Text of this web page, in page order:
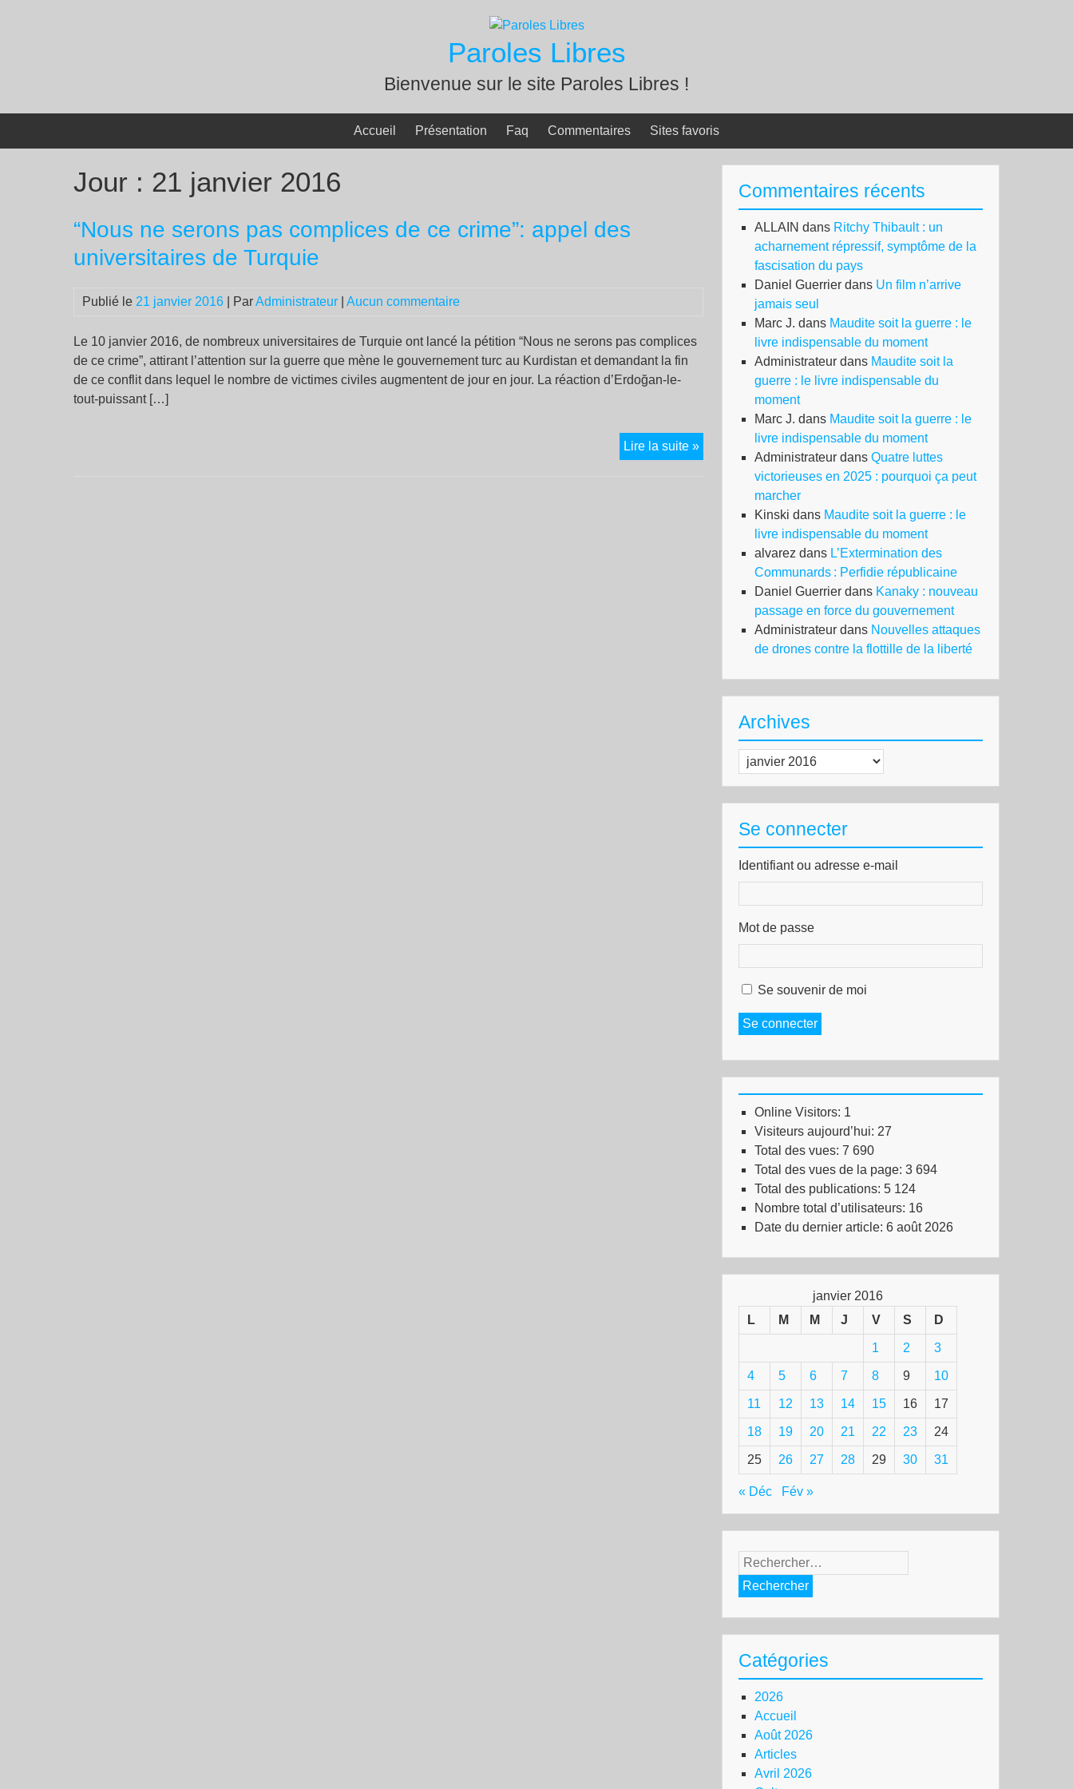
Paroles Libres
Bienvenue sur le site Paroles Libres !
Accueil Présentation Faq Commentaires Sites favoris
Jour : 21 janvier 2016
“Nous ne serons pas complices de ce crime”: appel des
universitaires de Turquie
Publié le 21 janvier 2016 | ParAdministrateur Aucun commentaire
Le 10 janvier 2016, de nombreux universitaires de Turquie ont lancé la pétition “Nous ne serons pas complices
de ce crime”, attirant l’attention sur la guerre que mène le gouvernement turc au Kurdistan et demandant la fin
de ce conflit dans lequel le nombre de victimes civiles augmentent de jour en jour. La réaction d’Erdoğan-le-
tout-puissant […]
Lire la suite »“Nous
ne
complices
universitaires
Commentaires récents
ALLAIN dans Ritchy Thibault : un
acharnement répressif, symptôme de la
fascisation du pays
Daniel Guerrier dans Un film n’arrive
jamais seul
Marc J. dans Maudite soit la guerre : le
livre indispensable du moment
Administrateur dans Maudite soit la
guerre : le livre indispensable du
moment
Marc J. dans Maudite soit la guerre : le
livre indispensable du moment
Administrateur dans Quatre luttes
victorieuses en 2025 : pourquoi ça peut
marcher
Kinski dans Maudite soit la guerre : le
livre indispensable du moment
alvarez dans L’Extermination des
Communards : Perfidie républicaine
Daniel Guerrier dans Kanaky : nouveau
passage en force du gouvernement
Administrateur dans Nouvelles attaques
de drones contre la flottille de la liberté
Archives
Archives
Se connecter
Identifiant ou adresse e-mail
Mot de passe
Se souvenir de moi
Se connecter
Online Visitors: 1
Visiteurs aujourd’hui: 27
Total des vues: 7 690
Total des vues de la page: 3 694
Total des publications: 5 124
Nombre total d’utilisateurs: 16
Date du dernier article: 6 août 2026
janvier 2016
L
M M J V S D
1 2 3
4 5 6 7 8 9 10
11 12 13 14 15 16 17
18 19 20 21 22 23 24
25 26 27 28 29 30 31
« Déc Fév »
Rechercher :
Catégories
2026
Accueil
Août 2026
Articles
Avril 2026